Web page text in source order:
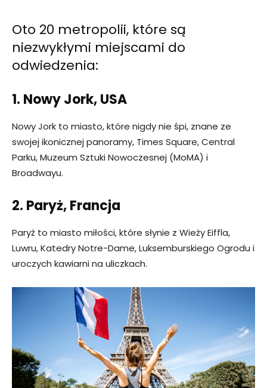
Oto 20 metropolii, które są
niezwykłymi miejscami do
odwiedzenia:
1. Nowy Jork, USA
Nowy Jork to miasto, które nigdy nie śpi, znane ze
swojej ikonicznej panoramy, Times Square, Central
Parku, Muzeum Sztuki Nowoczesnej (MoMA) i
Broadwayu.
2. Paryż, Francja
Paryż to miasto miłości, które słynie z Wieży Eiffla,
Luwru, Katedry Notre-Dame, Luksemburskiego Ogrodu i
uroczych kawiarni na uliczkach.